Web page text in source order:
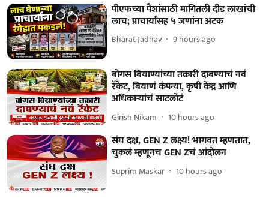
पीएफच्या पैशांसाठी मागितली दीड लाखांची
लाच; प्राचार्यांसह ५ जणांना अटक
Bharat Jadhav 9 hours ago
बोगस बियाण्यांच्या तक्रारी दाबण्याचं नवं
रॅकेट, बियाणं कंपन्या, कृषी केंद्र आणि
अधिकाऱ्यांचं साटलोटं
Girish Nikam 10 hours ago
संघ दक्ष, GEN Z लक्ष्य! भागवत म्हणतात,
चुकलं म्हणूनच GEN Zचं आंदोलन
Suprim Maskar 10 hours ago